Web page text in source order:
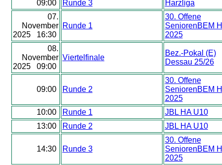
09:00
Runde 3
Harzliga
07.
November
2025 16:30
Runde 1
30. Offene
SeniorenBEM
2025
08.
November
2025 09:00
Viertelfinale
Bez.-Pokal (E)
Dessau 25/26
09:00 Runde 2
30. Offene
SeniorenBEM
2025
10:00
Runde 1
JBL HA U10
13:00
Runde 2 JBL HA U10
14:30 Runde 3
30. Offene
SeniorenBEM
2025